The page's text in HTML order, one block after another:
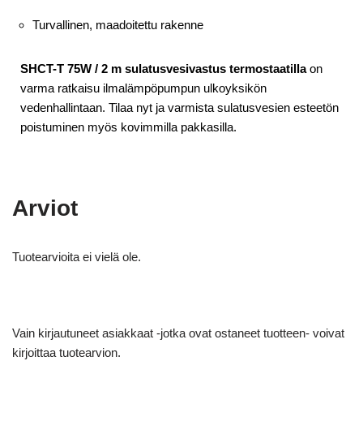
Turvallinen, maadoitettu rakenne
SHCT-T 75W / 2 m sulatusvesivastus termostaatillaon
varma ratkaisu ilmalämpöpumpun ulkoyksikön
vedenhallintaan. Tilaa nyt ja varmista sulatusvesien esteetön
poistuminen myös kovimmilla pakkasilla.
Arviot
Tuotearvioita ei vielä ole.
Vain kirjautuneet asiakkaat -jotka ovat ostaneet tuotteen- voivat
kirjoittaa tuotearvion.